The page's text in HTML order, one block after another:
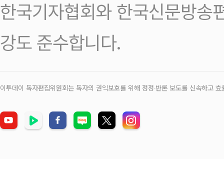
한국기자협회와 한국신문방송
강도 준수합니다.
이투데이 독자편집위원회는 독자의 권익보호를 위해 정정‧반론 보도를 신속하고